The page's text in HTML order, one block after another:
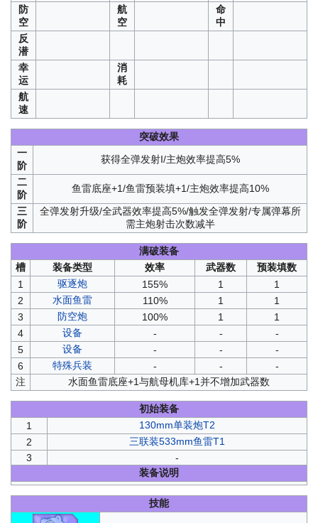
防
空
航
空
命
中
反
潜
幸
运
消
耗
航
速
突破效果
一
阶
获得全弹发射I/主炮效率提高5%
二
阶
鱼雷底座+1/鱼雷预装填+1/主炮效率提高10%
三
阶
全弹发射升级/全武器效率提高5%/触发全弹发射/专属弹幕所
需主炮射击次数减半
满破装备
槽
装备类型 效率 武器数
预装填数
1
驱逐炮 155% 1
1
2
水面鱼雷 110% 1
1
3
防空炮 100% 1
1
4
设备 - -
-
5
设备 - -
-
6
特殊兵装 - -
-
注
水面鱼雷底座+1与航母机库+1并不增加武器数
初始装备
1
130mm单装炮T2
2
三联装533mm鱼雷T1
3
-
装备说明
技能